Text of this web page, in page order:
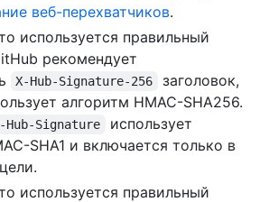
веб-перехватчиков.
используется правильный
рекомендует
X-Hub-Signature-256
заголовок,
алгоритм HMAC-SHA256.
Hub-Signature
использует
SHA1 и включается только в
используется правильный